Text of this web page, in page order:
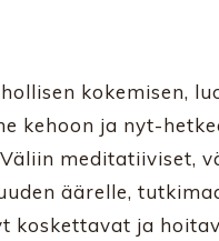
kokemisen,
kehoon ja nyt-
meditatiiviset,
äärelle,
koskettavat ja